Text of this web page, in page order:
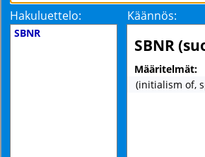
Hakuluettelo: Käännös:
SBNR
SBNR
Määritelmät:
(initialism of,